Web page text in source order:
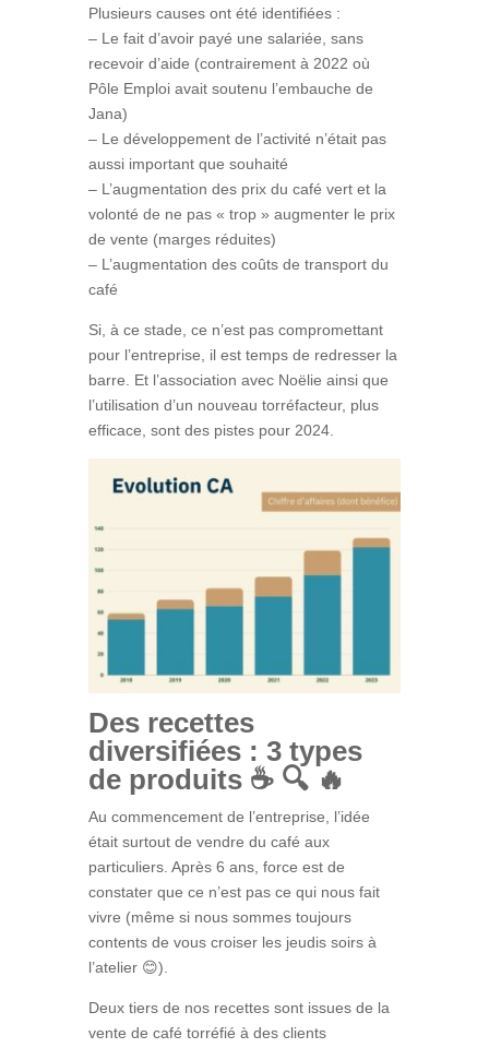
Plusieurs causes ont été identifiées :
– Le fait d’avoir payé une salariée, sans
recevoir d’aide (contrairement à 2022 où
Pôle Emploi avait soutenu l’embauche de
Jana)
– Le développement de l’activité n’était pas
aussi important que souhaité
– L’augmentation des prix du café vert et la
volonté de ne pas « trop » augmenter le prix
de vente (marges réduites)
– L’augmentation des coûts de transport du
café
Si, à ce stade, ce n’est pas compromettant
pour l’entreprise, il est temps de redresser la
barre. Et l’association avec Noëlie ainsi que
l’utilisation d’un nouveau torréfacteur, plus
efficace, sont des pistes pour 2024.
Des recettes
diversifiées : 3 types
de produits ☕ 🔍 🔥
Au commencement de l’entreprise, l’idée
était surtout de vendre du café aux
particuliers. Après 6 ans, force est de
constater que ce n’est pas ce qui nous fait
vivre (même si nous sommes toujours
contents de vous croiser les jeudis soirs à
l’atelier 😊).
Deux tiers de nos recettes sont issues de la
vente de café torréfié à des clients